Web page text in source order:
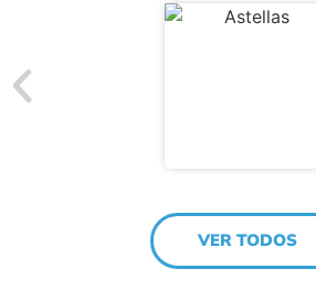
VER TODOS